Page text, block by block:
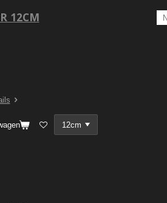
12CM